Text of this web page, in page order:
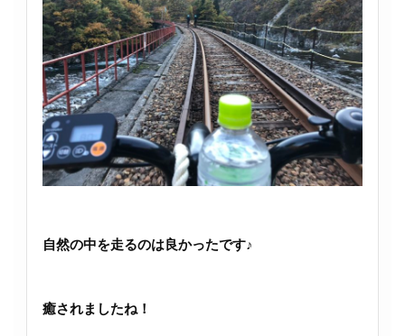
自然の中を走るのは良かったです♪
癒されましたね！